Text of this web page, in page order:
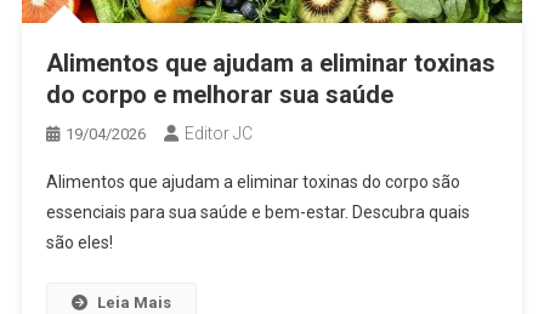
Alimentos que ajudam a eliminar toxinas
do corpo e melhorar sua saúde
19/04/2026 Editor JC
Alimentos que ajudam a eliminar toxinas do corpo são
essenciais para sua saúde e bem-estar. Descubra quais
são eles!
Leia Mais